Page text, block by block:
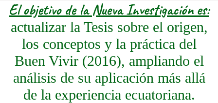
El objetivo de la Nueva Investigación es:
actualizar la Tesis sobre el origen,
los conceptos y la práctica del
Buen Vivir (2016), ampliando el
análisis de su aplicación más allá
de la experiencia ecuatoriana.